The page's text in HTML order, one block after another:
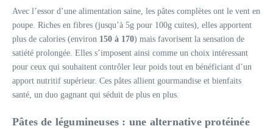
Avec l’essor d’une alimentation saine, les pâtes complètes ont le vent en
poupe. Riches en fibres (jusqu’à 5g pour 100g cuites), elles apportent
plus de calories (environ 150 à 170) mais favorisent la sensation de
satiété prolongée. Elles s’imposent ainsi comme un choix intéressant
pour ceux qui souhaitent contrôler leur poids tout en bénéficiant d’un
apport nutritif supérieur. Ces pâtes allient gourmandise et bienfaits
santé, un duo gagnant qui séduit de plus en plus.
Pâtes de légumineuses : une alternative protéinée